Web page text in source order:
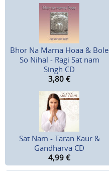
Bhor Na Marna Hoaa & Bole
So Nihal - Ragi Sat nam
Singh CD
3,80 €
Sat Nam - Taran Kaur &
Gandharva CD
4,99 €